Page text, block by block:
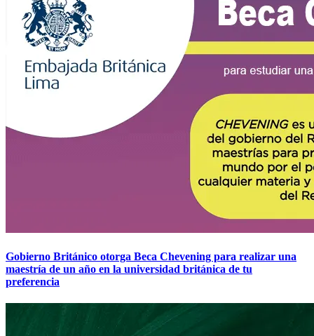
Gobierno Británico otorga Beca Chevening para realizar una
maestría de un año en la universidad británica de tu
preferencia